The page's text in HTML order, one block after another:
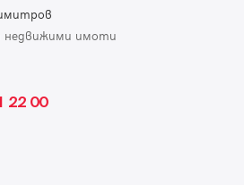
недвижими имоти
22 00
с профила си, за да разгледате
информация.